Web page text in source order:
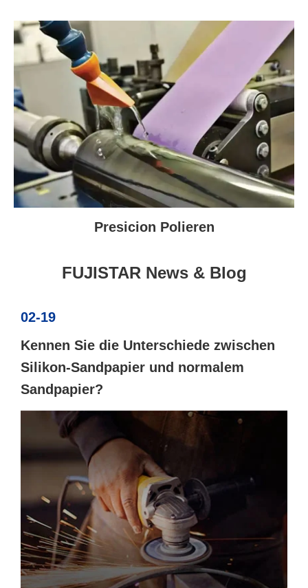
Presicion Polieren
FUJISTAR News & Blog
02-19
Kennen Sie die Unterschiede zwischen
Silikon-Sandpapier und normalem
Sandpapier?